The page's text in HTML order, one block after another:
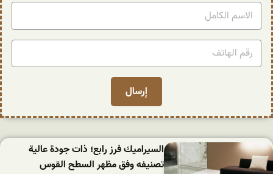
السيراميك فرز رابع؛ ذات جودة عالية
تصنيفه وفق مظهر السطح القوس